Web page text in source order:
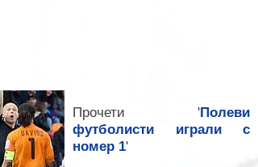
Прочети 'Полеви
футболисти играли с
номер 1'